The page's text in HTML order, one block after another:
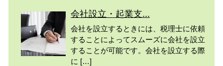
会社設立・起業支...
会社を設立するときには、税理士に依頼
することによってスムーズに会社を設立
することが可能です。会社を設立する際
に […]